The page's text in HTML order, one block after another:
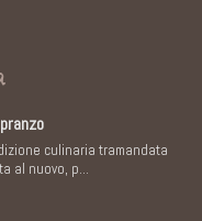
culinaria tramandata
al nuovo, p...